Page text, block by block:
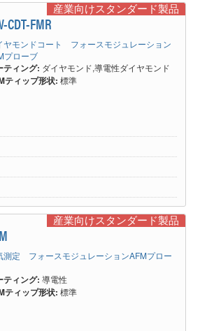
産業向けスタンダード製品
CDT-FMR
ヤモンドコート フォースモジュレーション
プローブ
ティング: ダイヤモンド,導電性ダイヤモンド
ティップ形状: 標準
産業向けスタンダード製品
測定 フォースモジュレーションAFMプロー
ティング: 導電性
ティップ形状: 標準